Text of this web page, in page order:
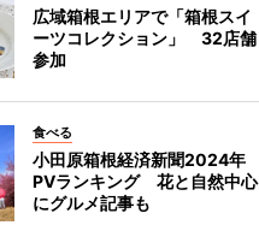
広域箱根エリアで「箱根スイ
ーツコレクション」 32店舗
参加
食べる
小田原箱根経済新聞2024年
PVランキング 花と自然中心
にグルメ記事も